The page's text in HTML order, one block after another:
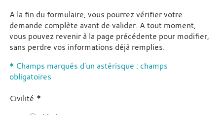
A la fin du formulaire, vous pourrez vérifier votre
demande complète avant de valider. A tout moment,
vous pouvez revenir à la page précédente pour modifier,
sans perdre vos informations déjà remplies.
* Champs marqués d'un astérisque : champs
obligatoires
Civilité *